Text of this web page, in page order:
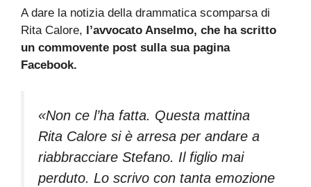
A dare la notizia della drammatica scomparsa di
Rita Calore, l’avvocato Anselmo, che ha scritto
un commovente post sulla sua pagina
Facebook.
«Non ce l’ha fatta. Questa mattina
Rita Calore si è arresa per andare a
riabbracciare Stefano. Il figlio mai
perduto. Lo scrivo con tanta emozione